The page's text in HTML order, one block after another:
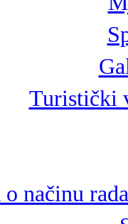
Turistički
načinu